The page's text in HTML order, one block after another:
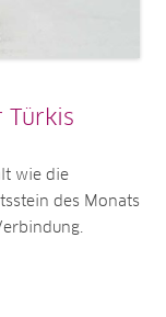
Türkis
wie die
des Monats